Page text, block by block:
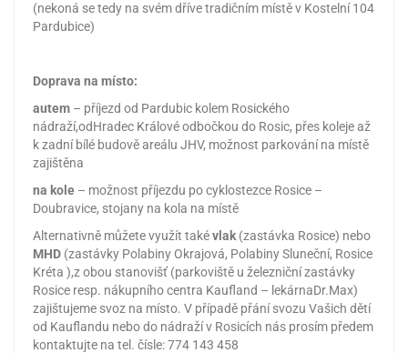
(nekoná se tedy na svém dříve tradičním místě v Kostelní 104
Pardubice)
Doprava na místo:
autem – příjezd od Pardubic kolem Rosického
nádraží,odHradec Králové odbočkou do Rosic, přes koleje až
k zadní bílé budově areálu JHV, možnost parkování na místě
zajištěna
na kole – možnost příjezdu po cyklostezce Rosice –
Doubravice, stojany na kola na místě
Alternativně můžete využít takévlak (zastávka Rosice) nebo
MHD (zastávky Polabiny Okrajová, Polabiny Sluneční, Rosice
Kréta ),z obou stanovišť (parkoviště u železniční zastávky
Rosice resp. nákupního centra Kaufland – lekárnaDr.Max)
zajištujeme svoz na místo. V případě přání svozu Vašich dětí
od Kauflandu nebo do nádraží v Rosicích nás prosím předem
kontaktujte na tel. čísle: 774 143 458